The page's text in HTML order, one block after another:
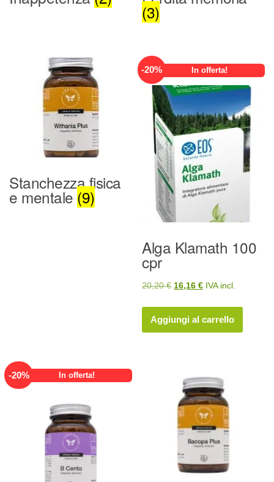
(3)
Stanchezza fisica
e mentale (9)
-20% In offerta!
Alga Klamath 100
cpr
20,20€ Il
originale
era:
16,16€Il
attuale
è:
IVA incl.
Aggiungi al carrello
-20% In offerta!